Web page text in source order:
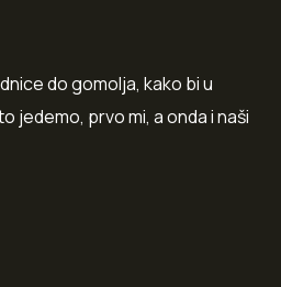
do gomolja, kako bi u
jedemo, prvo mi, a onda i naši